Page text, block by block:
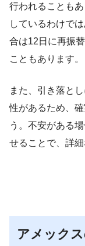
行われることも
しているわけで
合は12日に再振
こともあります。
また、引き落と
性があるため、
う。不安がある
せることで、詳
アメック